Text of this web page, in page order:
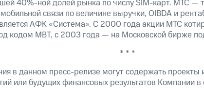
40%-нойдолей рынка по числуSIM-карт. МТС —
связи по величине выручки, OIBDA и
АФК «Система». С 2000 года акции МТС
кодом MBT, с 2003 года — на Московской бирже
* * *
в данном пресс-релизе могут содержать проекты
или будущих финансовых результатов Компании